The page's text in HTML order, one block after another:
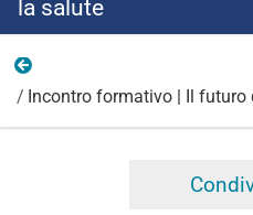
la salute
Incontro formativo | Il futuro